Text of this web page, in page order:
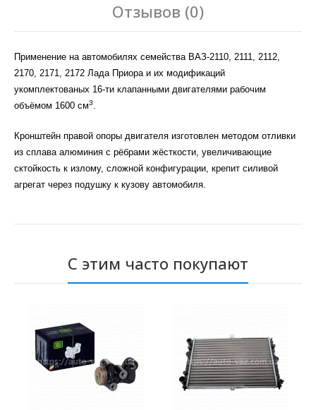
Отзывов (0)
Применение на автомобилях семейства ВАЗ-2110, 2111, 2112,
2170, 2171, 2172 Лада Приора и их модификаций
укомплектованых 16-ти клапанными двигателями рабочим
объёмом 1600 см3.
Кронштейн правой опоры двигателя изготовлен методом отливки
из сплава алюминия с рёбрами жёсткости, увеличивающие
сктойкость к излому, сложной конфигурации, крепит силивой
агрегат через подушку к кузову автомобиля.
С этим часто покупают